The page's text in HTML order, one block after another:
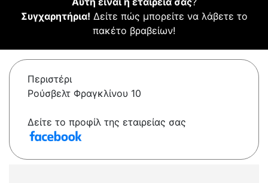
Συγχαρητήρια! Δείτε πώς μπορείτε να λάβετε το
πακέτο βραβείων!
Περιστέρι
Ρούσβελτ Φραγκλίνου 10
Δείτε το προφίλ της εταιρείας σας